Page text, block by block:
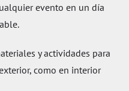
evento en un día
y actividades para
como en interior